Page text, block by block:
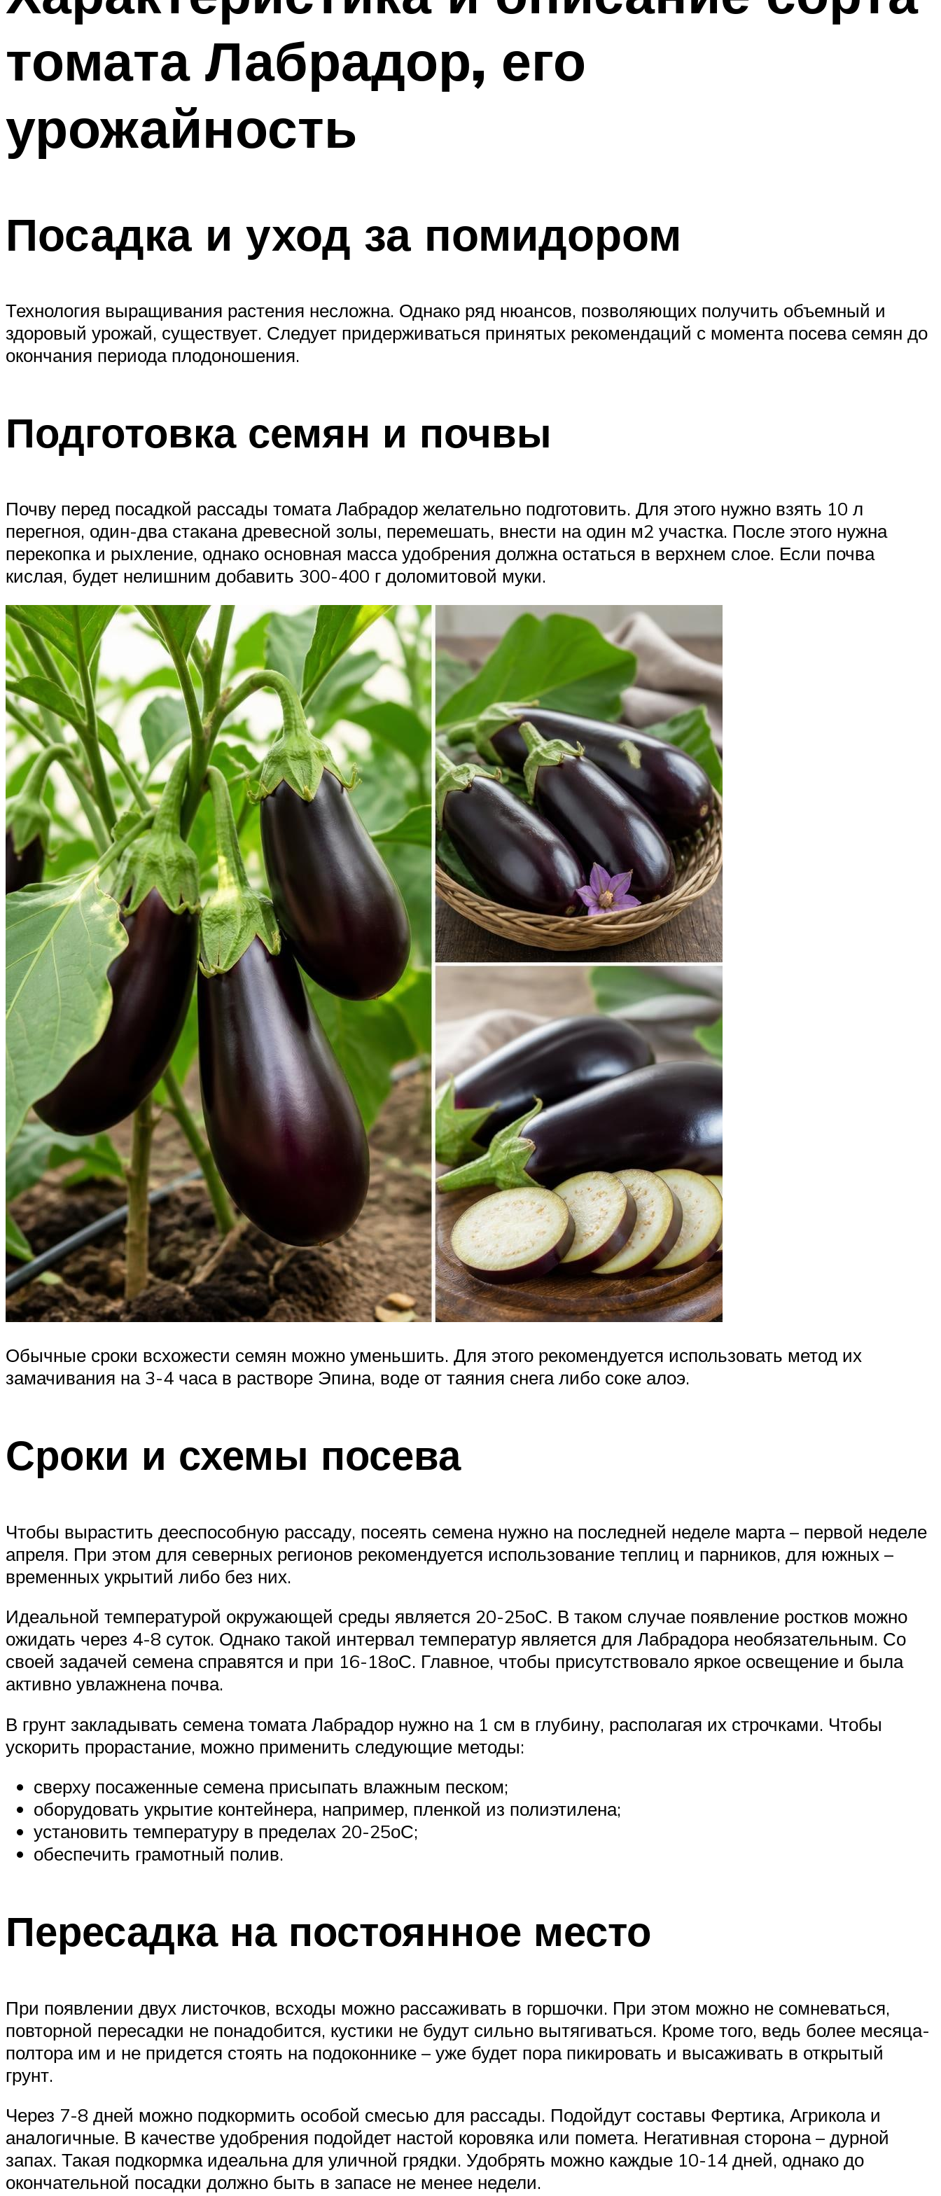
томата Лабрадор, его
урожайность
Посадка и уход за помидором
Технология выращивания растения несложна. Однако ряд нюансов, позволяющих получить объемный и
здоровый урожай, существует. Следует придерживаться принятых рекомендаций с момента посева семян до
окончания периода плодоношения.
Подготовка семян и почвы
Почву перед посадкой рассады томата Лабрадор желательно подготовить. Для этого нужно взять 10 л
перегноя, один-два стакана древесной золы, перемешать, внести на один м2 участка. После этого нужна
перекопка и рыхление, однако основная масса удобрения должна остаться в верхнем слое. Если почва
кислая, будет нелишним добавить 300-400 г доломитовой муки.
Обычные сроки всхожести семян можно уменьшить. Для этого рекомендуется использовать метод их
замачивания на 3-4 часа в растворе Эпина, воде от таяния снега либо соке алоэ.
Сроки и схемы посева
Чтобы вырастить дееспособную рассаду, посеять семена нужно на последней неделе марта – первой неделе
апреля. При этом для северных регионов рекомендуется использование теплиц и парников, для южных –
временных укрытий либо без них.
Идеальной температурой окружающей среды является 20-25оС. В таком случае появление ростков можно
ожидать через 4-8 суток. Однако такой интервал температур является для Лабрадора необязательным. Со
своей задачей семена справятся и при 16-18оС. Главное, чтобы присутствовало яркое освещение и была
активно увлажнена почва.
В грунт закладывать семена томата Лабрадор нужно на 1 см в глубину, располагая их строчками. Чтобы
ускорить прорастание, можно применить следующие методы:
сверху посаженные семена присыпать влажным песком;
оборудовать укрытие контейнера, например, пленкой из полиэтилена;
установить температуру в пределах 20-25оС;
обеспечить грамотный полив.
Пересадка на постоянное место
При появлении двух листочков, всходы можно рассаживать в горшочки. При этом можно не сомневаться,
повторной пересадки не понадобится, кустики не будут сильно вытягиваться. Кроме того, ведь более месяца-
полтора им и не придется стоять на подоконнике – уже будет пора пикировать и высаживать в открытый
грунт.
Через 7-8 дней можно подкормить особой смесью для рассады. Подойдут составы Фертика, Агрикола и
аналогичные. В качестве удобрения подойдет настой коровяка или помета. Негативная сторона – дурной
запах. Такая подкормка идеальна для уличной грядки. Удобрять можно каждые 10-14 дней, однако до
окончательной посадки должно быть в запасе не менее недели.